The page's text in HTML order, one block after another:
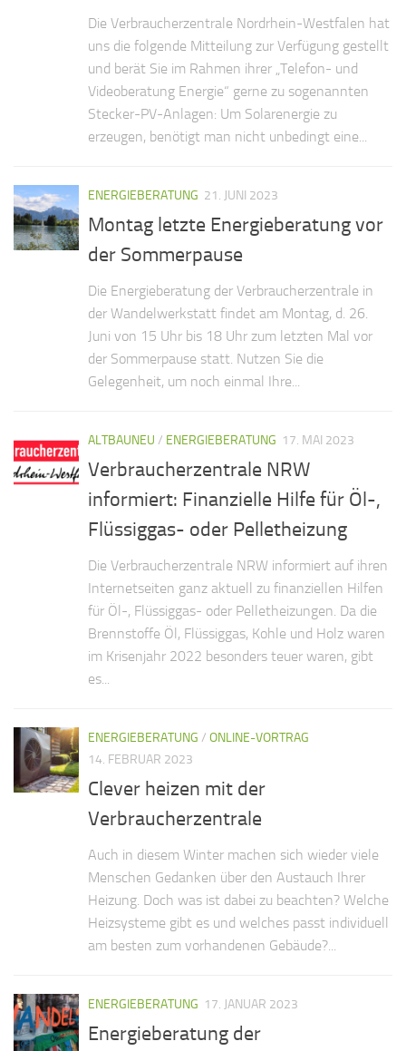
Die Verbraucherzentrale Nordrhein-Westfalen hat
uns die folgende Mitteilung zur Verfügung gestellt
und berät Sie im Rahmen ihrer „Telefon- und
Videoberatung Energie“ gerne zu sogenannten
Stecker-PV-Anlagen: Um Solarenergie zu
erzeugen, benötigt man nicht unbedingt eine...
ENERGIEBERATUNG 21. JUNI 2023
Montag letzte Energieberatung vor
der Sommerpause
Die Energieberatung der Verbraucherzentrale in
der Wandelwerkstatt findet am Montag, d. 26.
Juni von 15 Uhr bis 18 Uhr zum letzten Mal vor
der Sommerpause statt. Nutzen Sie die
Gelegenheit, um noch einmal Ihre...
ALTBAUNEU / ENERGIEBERATUNG 17. MAI 2023
Verbraucherzentrale NRW
informiert: Finanzielle Hilfe für Öl-,
Flüssiggas- oder Pelletheizung
Die Verbraucherzentrale NRW informiert auf ihren
Internetseiten ganz aktuell zu finanziellen Hilfen
für Öl-, Flüssiggas- oder Pelletheizungen. Da die
Brennstoffe Öl, Flüssiggas, Kohle und Holz waren
im Krisenjahr 2022 besonders teuer waren, gibt
es...
ENERGIEBERATUNG / ONLINE-VORTRAG
14. FEBRUAR 2023
Clever heizen mit der
Verbraucherzentrale
Auch in diesem Winter machen sich wieder viele
Menschen Gedanken über den Austauch Ihrer
Heizung. Doch was ist dabei zu beachten? Welche
Heizsysteme gibt es und welches passt individuell
am besten zum vorhandenen Gebäude?...
ENERGIEBERATUNG 17. JANUAR 2023
Energieberatung der